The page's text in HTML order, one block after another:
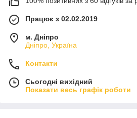
Працює з 02.02.2019
м. Дніпро
Дніпро, Україна
Контакти
Сьогодні вихідний
Показати весь графік роботи